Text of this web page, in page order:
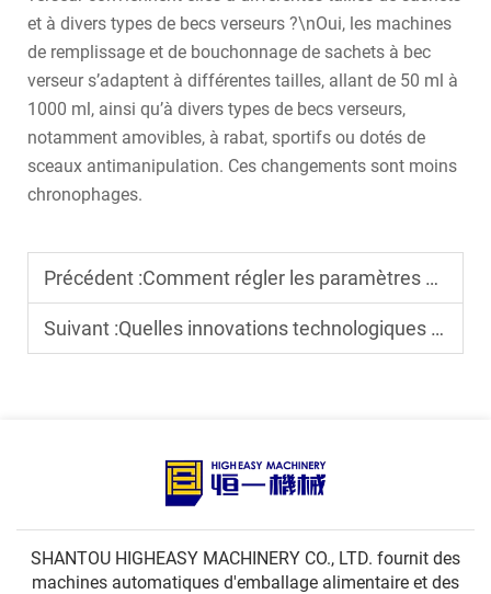
et à divers types de becs verseurs ?\nOui, les machines
de remplissage et de bouchonnage de sachets à bec
verseur s’adaptent à différentes tailles, allant de 50 ml à
1000 ml, ainsi qu’à divers types de becs verseurs,
notamment amovibles, à rabat, sportifs ou dotés de
sceaux antimanipulation. Ces changements sont moins
chronophages.
Précédent :Comment régler les paramètres d’emballage d’une machine FFS horizontale ?
Suivant :Quelles innovations technologiques existent-il dans les machines modernes de remplissage et de bouchonnage de sachets à bec ?
SHANTOU HIGHEASY MACHINERY CO., LTD. fournit des
machines automatiques d'emballage alimentaire et des